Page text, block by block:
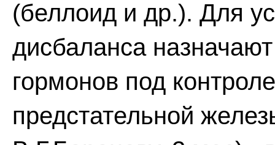
(беллоид и др.). Для
дисбаланса
гормонов под
предстательной